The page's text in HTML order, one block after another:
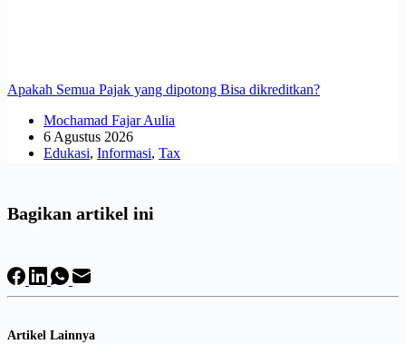
Apakah Semua Pajak yang dipotong Bisa dikreditkan?
Mochamad Fajar Aulia
6 Agustus 2026
Edukasi, Informasi, Tax
Bagikan artikel ini
Artikel Lainnya